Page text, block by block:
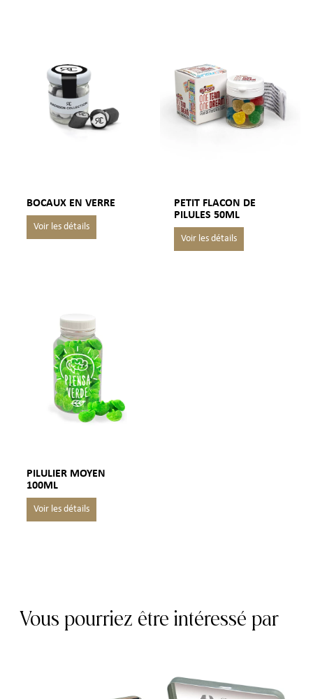
BOCAUX EN VERRE
PETIT FLACON DE
PILULES 50ML
PILULIER MOYEN
100ML
Vous pourriez être intéressé par